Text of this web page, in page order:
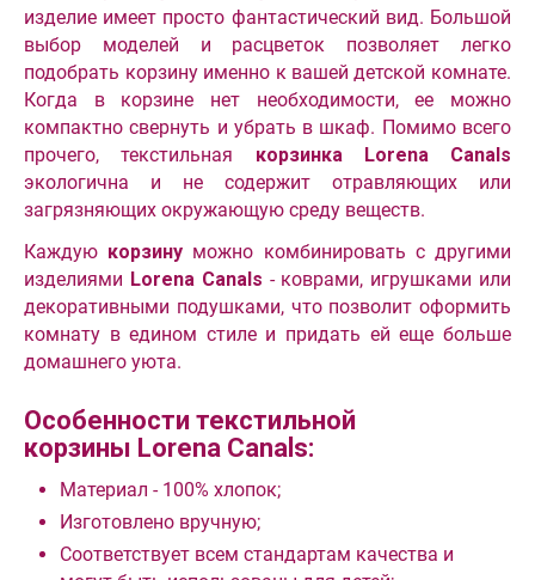
изделие имеет просто фантастический вид. Большой
выбор моделей и расцветок позволяет легко
подобрать корзину именно к вашей детской комнате.
Когда в корзине нет необходимости, ее можно
компактно свернуть и убрать в шкаф. Помимо всего
прочего, текстильная корзинка Lorena Canals
экологична и не содержит отравляющих или
загрязняющих окружающую среду веществ.
Каждую корзину можно комбинировать с другими
изделиями Lorena Canals - коврами, игрушками или
декоративными подушками, что позволит оформить
комнату в едином стиле и придать ей еще больше
домашнего уюта.
Особенности текстильной
корзины Lorena Canals:
Материал - 100% хлопок;
Изготовлено вручную;
Соответствует всем стандартам качества и